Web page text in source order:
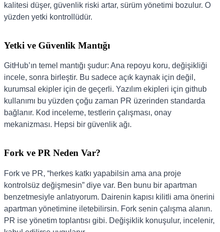
kalitesi düşer, güvenlik riski artar, sürüm yönetimi bozulur. O
yüzden yetki kontrollüdür.
Yetki ve Güvenlik Mantığı
GitHub’ın temel mantığı şudur: Ana repoyu koru, değişikliği
incele, sonra birleştir. Bu sadece açık kaynak için değil,
kurumsal ekipler için de geçerli. Yazılım ekipleri için github
kullanımı bu yüzden çoğu zaman PR üzerinden standarda
bağlanır. Kod inceleme, testlerin çalışması, onay
mekanizması. Hepsi bir güvenlik ağı.
Fork ve PR Neden Var?
Fork ve PR, “herkes katkı yapabilsin ama ana proje
kontrolsüz değişmesin” diye var. Ben bunu bir apartman
benzetmesiyle anlatıyorum. Dairenin kapısı kilitli ama önerini
apartman yönetimine iletebilirsin. Fork senin çalışma alanın.
PR ise yönetim toplantısı gibi. Değişiklik konuşulur, incelenir,